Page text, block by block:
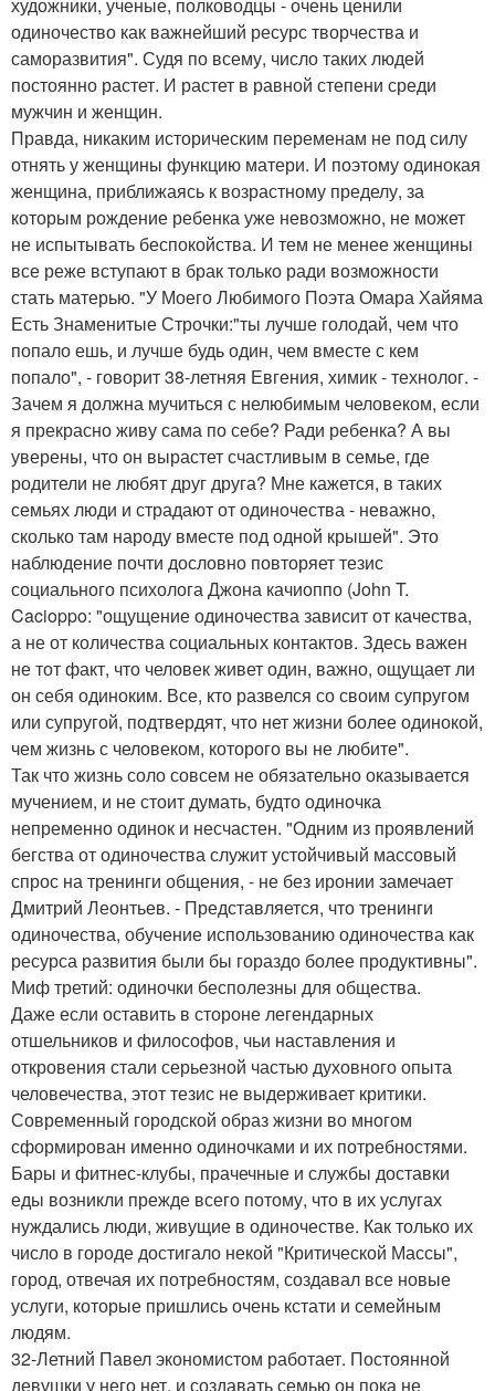
одиночество как важнейший ресурс творчества и
саморазвития". Судя по всему, число таких людей
постоянно растет. И растет в равной степени среди
мужчин и женщин.
Правда, никаким историческим переменам не под силу
отнять у женщины функцию матери. И поэтому одинокая
женщина, приближаясь к возрастному пределу, за
которым рождение ребенка уже невозможно, не может
не испытывать беспокойства. И тем не менее женщины
все реже вступают в брак только ради возможности
стать матерью. "У Моего Любимого Поэта Омара Хайяма
Есть Знаменитые Строчки:"ты лучше голодай, чем что
попало ешь, и лучше будь один, чем вместе с кем
попало", - говорит 38-летняя Евгения, химик - технолог. -
Зачем я должна мучиться с нелюбимым человеком, если
я прекрасно живу сама по себе? Ради ребенка? А вы
уверены, что он вырастет счастливым в семье, где
родители не любят друг друга? Мне кажется, в таких
семьях люди и страдают от одиночества - неважно,
сколько там народу вместе под одной крышей". Это
наблюдение почти дословно повторяет тезис
социального психолога Джона качиоппо (John T.
Cacioppo: "ощущение одиночества зависит от качества,
а не от количества социальных контактов. Здесь важен
не тот факт, что человек живет один, важно, ощущает ли
он себя одиноким. Все, кто развелся со своим супругом
или супругой, подтвердят, что нет жизни более одинокой,
чем жизнь с человеком, которого вы не любите".
Так что жизнь соло совсем не обязательно оказывается
мучением, и не стоит думать, будто одиночка
непременно одинок и несчастен. "Одним из проявлений
бегства от одиночества служит устойчивый массовый
спрос на тренинги общения, - не без иронии замечает
Дмитрий Леонтьев. - Представляется, что тренинги
одиночества, обучение использованию одиночества как
ресурса развития были бы гораздо более продуктивны".
Миф третий: одиночки бесполезны для общества.
Даже если оставить в стороне легендарных
отшельников и философов, чьи наставления и
откровения стали серьезной частью духовного опыта
человечества, этот тезис не выдерживает критики.
Современный городской образ жизни во многом
сформирован именно одиночками и их потребностями.
Бары и фитнес-клубы, прачечные и службы доставки
еды возникли прежде всего потому, что в их услугах
нуждались люди, живущие в одиночестве. Как только их
число в городе достигало некой "Критической Массы",
город, отвечая их потребностям, создавал все новые
услуги, которые пришлись очень кстати и семейным
людям.
32-Летний Павел экономистом работает. Постоянной
девушки у него нет, и создавать семью он пока не